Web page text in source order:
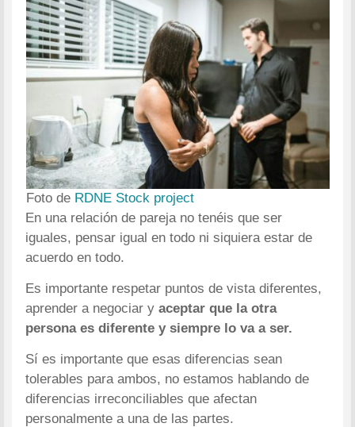
Foto de RDNE Stock project
En una relación de pareja no tenéis que ser
iguales, pensar igual en todo ni siquiera estar de
acuerdo en todo.
Es importante respetar puntos de vista diferentes,
aprender a negociar yaceptar que la otra
persona es diferente y siempre lo va a ser.
Sí es importante que esas diferencias sean
tolerables para ambos, no estamos hablando de
diferencias irreconciliables que afectan
personalmente a una de las partes.